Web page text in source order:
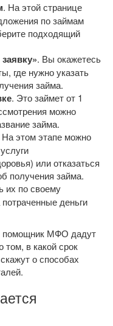
. На этой странице
по займам
подходящий
. Вы окажетесь
где нужно указать
займа.
. Это займет от 1
можно
займа.
На этом этапе можно
или отказаться
получения займа.
их по своему
деньги
помощник МФО дадут
в какой срок
о способах